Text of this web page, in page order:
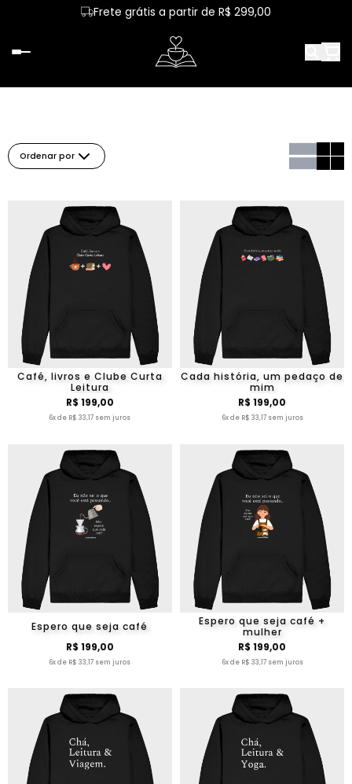
Frete grátis a partir de R$ 299,00
Ordenar por
Café, livros e Clube Curta
Leitura
R$ 199,00
6x de R$ 33,17 sem juros
Cada história, um pedaço de
mim
R$ 199,00
6x de R$ 33,17 sem juros
Espero que seja café
R$ 199,00
6x de R$ 33,17 sem juros
Espero que seja café +
mulher
R$ 199,00
6x de R$ 33,17 sem juros